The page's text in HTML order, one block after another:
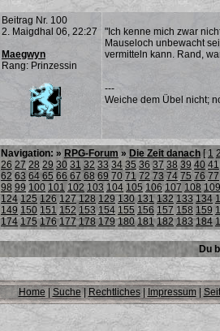
Beitrag Nr. 100
2. Maigdhal 06, 22:27
Maegwyn
Rang: Prinzessin
"Ich kenne mich zwar
Mauseloch unbewacht
vermitteln kann. Rand,
---
Weiche dem Übel nicht;
Navigation: » RPG-Forum » Die Zeit danach [1
26 27 28 29 30 31 32 33 34 35 36 37 38 39 40 41
62 63 64 65 66 67 68 69 70 71 72 73 74 75 76 77
98 99 100 101 102 103 104 105 106 107 108 109
124 125 126 127 128 129 130 131 132 133 134
149 150 151 152 153 154 155 156 157 158 159
174 175 176 177 178 179 180 181 182 183 184
Du
Home| Suche | Rechtliches| Impressum|